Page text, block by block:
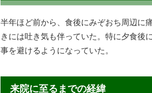
半年ほど前から、食後にみぞおち周辺に
きには吐き気も伴っていた。特に夕食後
事を避けるようになっていた。
来院に至るまでの経緯